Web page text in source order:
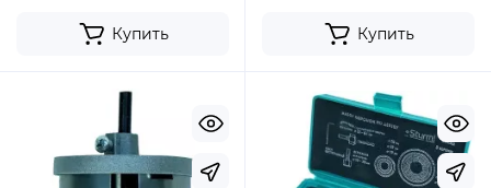
Купить Купить